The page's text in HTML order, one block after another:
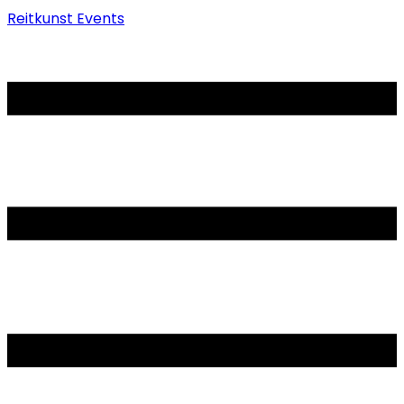
Reitkunst Events